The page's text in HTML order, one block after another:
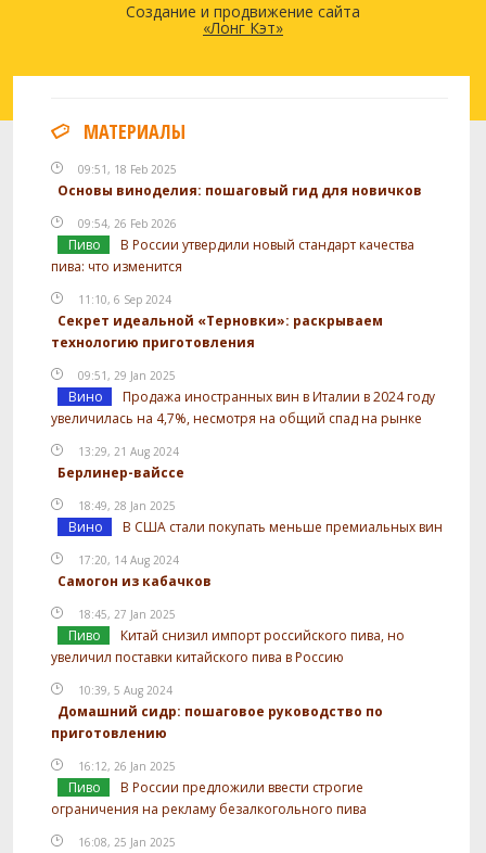
Создание и продвижение сайта
«Лонг Кэт»
МАТЕРИАЛЫ
09:51, 18 Feb 2025
Основы виноделия: пошаговый гид для новичков
09:54, 26 Feb 2026
Пиво
В России утвердили новый стандарт качества
пива: что изменится
11:10, 6 Sep 2024
Секрет идеальной «Терновки»: раскрываем
технологию приготовления
09:51, 29 Jan 2025
Вино
Продажа иностранных вин в Италии в 2024 году
увеличилась на 4,7%, несмотря на общий спад на рынке
13:29, 21 Aug 2024
Берлинер-вайссе
18:49, 28 Jan 2025
Вино В США стали покупать меньше премиальных вин
17:20, 14 Aug 2024
Самогон из кабачков
18:45, 27 Jan 2025
Пиво
Китай снизил импорт российского пива, но
увеличил поставки китайского пива в Россию
10:39, 5 Aug 2024
Домашний сидр: пошаговое руководство по
приготовлению
16:12, 26 Jan 2025
Пиво
В России предложили ввести строгие
ограничения на рекламу безалкогольного пива
16:08, 25 Jan 2025